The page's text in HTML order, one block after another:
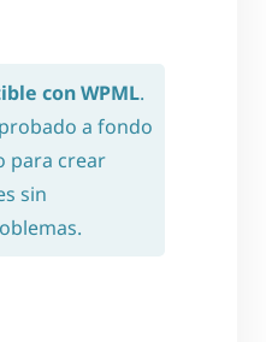
con WPML.
a fondo
para crear
sin